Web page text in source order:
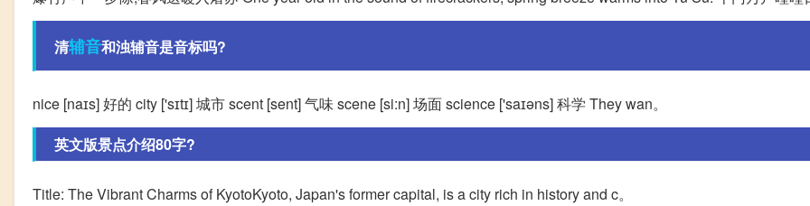
清辅音和浊辅音是音标吗?
nice [naɪs] 好的 city ['sɪtɪ] 城市 scent [sent] 气味 scene [si:n] 场面 science ['saɪəns] 科学 They wan。
英文版景点介绍80字?
Title: The Vibrant Charms of KyotoKyoto, Japan's former capital, is a city rich in history and c。